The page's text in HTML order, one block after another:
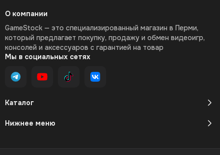
Каталог
Нижнее меню
О компании
GameStock — это специализированный магазин в Перми,
который предлагает покупку, продажу и обмен видеоигр,
консолей и аксессуаров с гарантией на товар
Мы в социальных сетях